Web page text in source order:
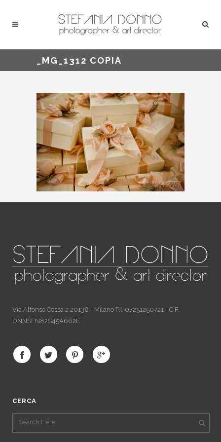
_MG_1312 COPIA
Via Alfonso Cossa 2 20138 - Milano P.I. 07251250721 - C.F.
DNNSFN82S45A662E
CERCA